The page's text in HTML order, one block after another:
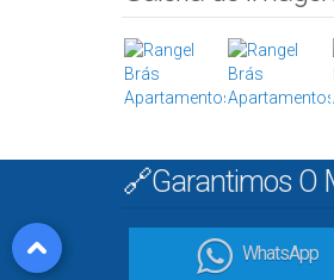
🔗Garantimos O
WhatsApp